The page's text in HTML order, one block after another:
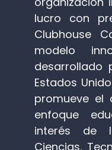
lucro con
Clubhouse
modelo
desarrollado
Estados
promueve el
enfoque
interés de
Ciencias,